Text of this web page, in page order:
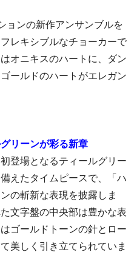
ョンの新作アンサンブルを
レキシブルなチョーカーで
オニキスのハートに、ダン
ールドのハートがエレガン
リーンが彩る新章
登場となるティールグリー
えたタイムピースで、「ハ
の斬新な表現を披露しま
文字盤の中央部は豊かな表
ゴールドトーンの針とロー
美しく引き立てられていま